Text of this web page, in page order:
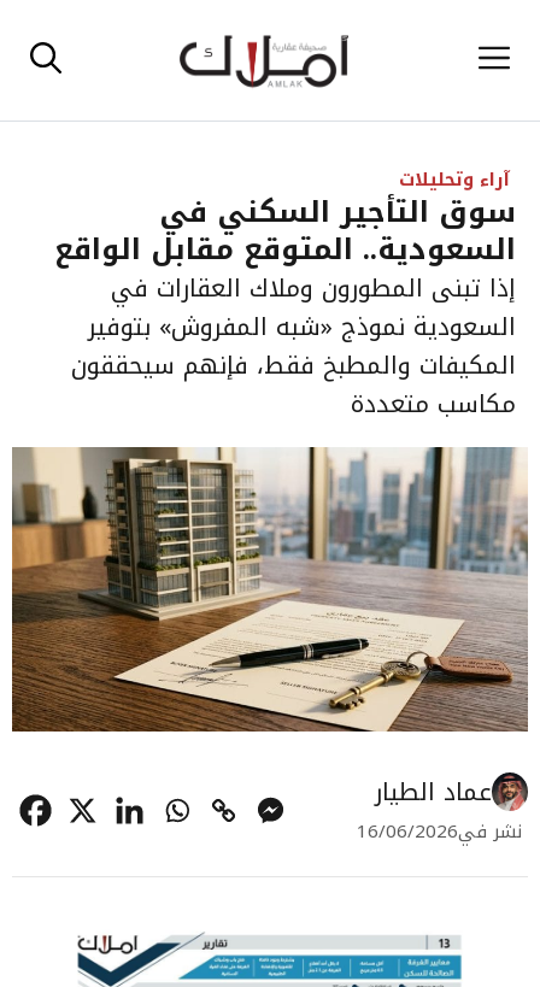
إلى القائمة
آراء وتحليلات
سوق التأجير السكني في
السعودية.. المتوقع مقابل الواقع
إذا تبنى المطورون وملاك العقارات في
السعودية نموذج «شبه المفروش» بتوفير
المكيفات والمطبخ فقط، فإنهم سيحققون
مكاسب متعددة
عماد الطيار
نشر في16/06/2026